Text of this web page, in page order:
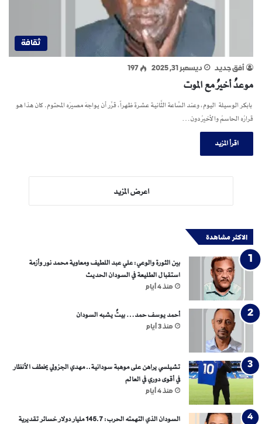
ثقافة
أفق جديد ديسمبر 31, 2025 197
موعدٌ أخيرٌ مع الموت
بابكر الوسيلة اليوم، وعند السَّاعة الثَّانية عشرة ظهراً، قرَّر أن يواجهَ مصيرَه المحتوم. كان هذا هو
قرارُه الحاسمُ والأخيرُ دون…
اقرأ المزيد
اعرض المزيد
الاكثر مشاهدة
بين الثورة والوعي: علي عبد اللطيف ومعاوية محمد نور وأزمة
استقبال الطليعة في السودان الحديث
منذ 4 أيام
أحمد يوسف حمد… بيتٌ يشبه السودان
منذ 3 أيام
تشيلسي يراهن على موهبة سودانية.. مهدي الجزولي يخطف الأنظار
في أقوى دوري في العالم
منذ 4 أيام
السودان الذي التهمته الحرب: 145.7 مليار دولار خسائر تقديرية